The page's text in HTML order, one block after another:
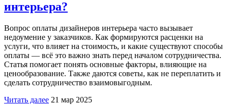
интерьера?
Вопрос оплаты дизайнеров интерьера часто вызывает
недоумение у заказчиков. Как формируются расценки на
услуги, что влияет на стоимость, и какие существуют способы
оплаты — всё это важно знать перед началом сотрудничества.
Статья помогает понять основные факторы, влияющие на
ценообразование. Также даются советы, как не переплатить и
сделать сотрудничество взаимовыгодным.
Читать далее 21 мар 2025